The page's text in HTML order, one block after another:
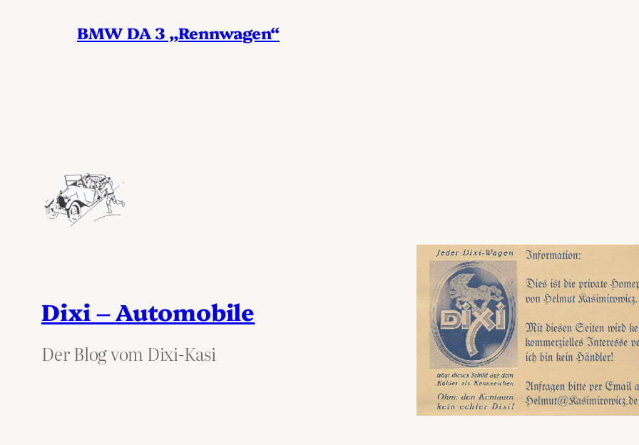
BMW DA 3 „Rennwagen“
Dixi – Automobile
Der Blog vom Dixi-Kasi